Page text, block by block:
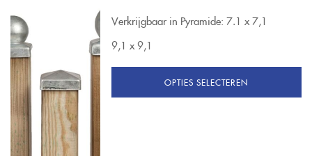
Verkrijgbaar in Pyramide: 7.1 x 7,1
9,1 x 9,1
OPTIES SELECTEREN